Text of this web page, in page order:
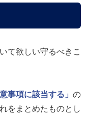
て欲しい守るべきこ
事項に該当する」 の
をまとめたものとし